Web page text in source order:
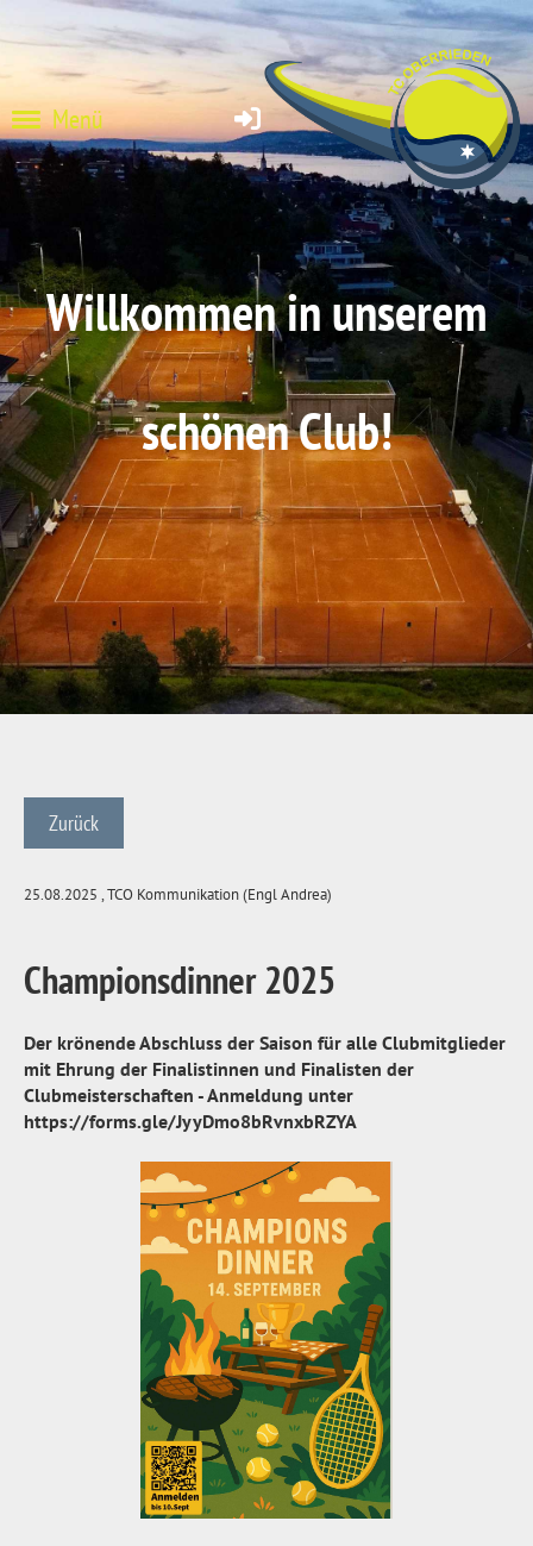
Menü
Willkommen in unserem
schönen Club!
Zurück
25.08.2025 , TCO Kommunikation (Engl Andrea)
Championsdinner 2025
Der krönende Abschluss der Saison für alle Clubmitglieder
mit Ehrung der Finalistinnen und Finalisten der
Clubmeisterschaften - Anmeldung unter
https://forms.gle/JyyDmo8bRvnxbRZYA